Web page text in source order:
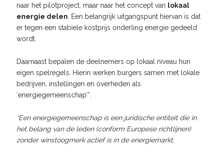
naar het pilotproject, maar naar het concept van lokaal
energie delen. Een belangrijk uitgangspunt hiervan is dat
er tegen een stabiele kostprijs onderling energie gedeeld
wordt.
Daarnaast bepalen de deelnemers op lokaal niveau hun
eigen spelregels. Hierin werken burgers samen met lokale
bedrijven, instellingen en overheden als
‘energiegemeenschap’*.
*Een energiegemeenschap is een juridische entiteit die in
het belang van de leden (conform Europese richtlijnen)
zonder winstoogmerk actief is in de energiemarkt.